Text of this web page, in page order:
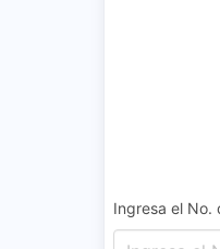
Ingresa el No.